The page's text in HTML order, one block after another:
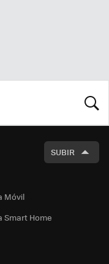
SUBIR
Móvil
Smart Home